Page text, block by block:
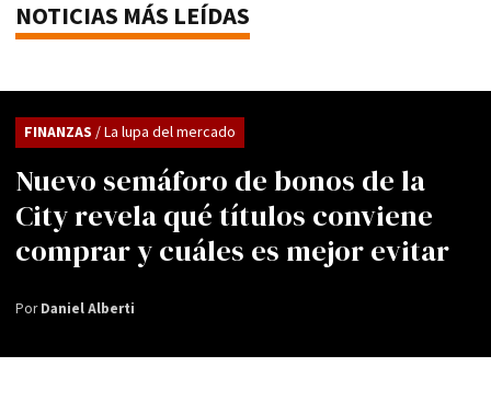
NOTICIAS MÁS LEÍDAS
Nuevo semáforo de bonos de la
City revela qué títulos conviene
comprar y cuáles es mejor evitar
FINANZAS / La lupa del mercado
PorDaniel Alberti